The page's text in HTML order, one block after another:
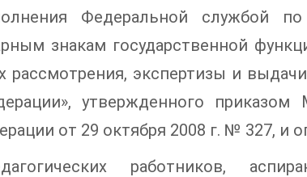
Федеральной службой по
знакам государственной
рассмотрения, экспертизы и
утвержденного приказом
от 29 октября 2008 г. № 327, и
работников,